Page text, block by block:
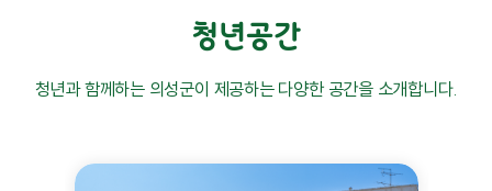
청년공간
청년과 함께하는 의성군이 제공하는 다양한 공간을 소개합니다.